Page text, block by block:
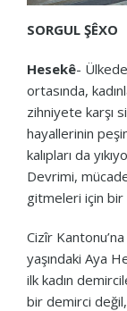
SORGUL ŞÊXO
Hesekê-
ortasında,
zihniyete karşı
hayallerinin
kalıpları da
Devrimi,
gitmeleri için bir
Cizîr
yaşındaki Aya
ilk kadın
bir demirci